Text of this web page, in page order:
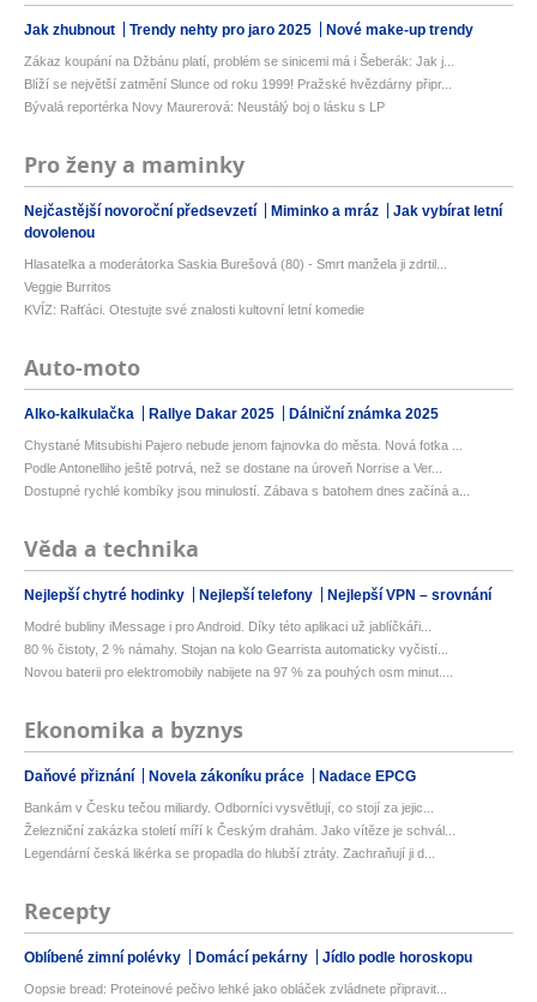
Jak zhubnout Trendy nehty pro jaro 2025 Nové make-up trendy
Zákaz koupání na Džbánu platí, problém se sinicemi má i Šeberák: Jak j...
Blíží se největší zatmění Slunce od roku 1999! Pražské hvězdárny připr...
Bývalá reportérka Novy Maurerová: Neustálý boj o lásku s LP
Pro ženy a maminky
Nejčastější novoroční předsevzetí Miminko a mráz
Jak vybírat letní
dovolenou
Hlasatelka a moderátorka Saskia Burešová (80) - Smrt manžela ji zdrtil...
Veggie Burritos
KVÍZ: Rafťáci. Otestujte své znalosti kultovní letní komedie
Auto-moto
Alko-kalkulačka Rallye Dakar 2025 Dálniční známka 2025
Chystané Mitsubishi Pajero nebude jenom fajnovka do města. Nová fotka ...
Podle Antonelliho ještě potrvá, než se dostane na úroveň Norrise a Ver...
Dostupné rychlé kombíky jsou minulostí. Zábava s batohem dnes začíná a...
Věda a technika
Nejlepší chytré hodinky Nejlepší telefony Nejlepší VPN – srovnání
Modré bubliny iMessage i pro Android. Díky této aplikaci už jablíčkáři...
80 % čistoty, 2 % námahy. Stojan na kolo Gearrista automaticky vyčistí...
Novou baterii pro elektromobily nabijete na 97 % za pouhých osm minut....
Ekonomika a byznys
Daňové přiznání Novela zákoníku práce Nadace EPCG
Bankám v Česku tečou miliardy. Odborníci vysvětlují, co stojí za jejic...
Železniční zakázka století míří k Českým drahám. Jako vítěze je schvál...
Legendární česká likérka se propadla do hlubší ztráty. Zachraňují ji d...
Recepty
Oblíbené zimní polévky Domácí pekárny Jídlo podle horoskopu
Oopsie bread: Proteinové pečivo lehké jako obláček zvládnete připravit...